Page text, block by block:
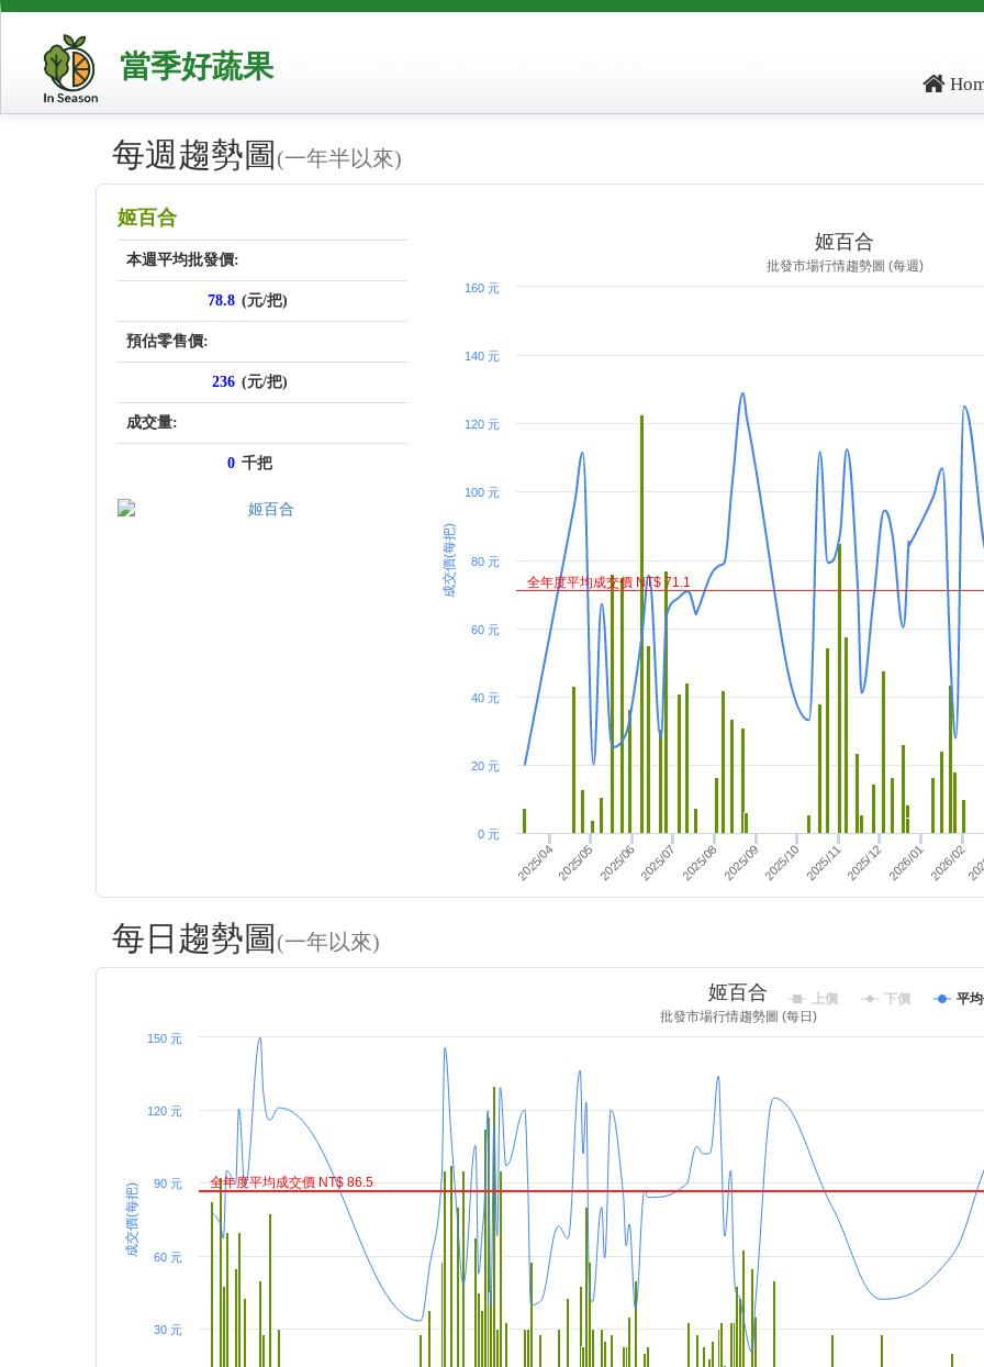
當季好蔬果
每週趨勢圖 (一年半以來)
姬百合
本週平均批發價:
78.8 (元/把)
預估零售價:
236 (元/把)
成交量:
0 千把
成交價(每把)
姬百合
批發市場行情趨勢圖 (每週)
2025/042025/05 2025/062025/07 2025/08 2025/092025/10 2025/112025/122026/012026/02
0 元
20 元
40 元
60 元
80 元
100 元
120 元
140 元
160 元
全年度平均成交價 NT$ 71.1
每日趨勢圖 (一年以來)
成交價(每把)
姬百合
批發市場行情趨勢圖 (每日)
上價 下價 平
30 元
60 元
90 元
120 元
150 元
全年度平均成交價 NT$ 86.5